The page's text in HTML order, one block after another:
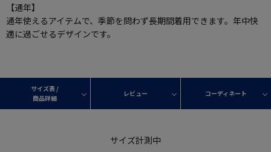
【通年】
通年使えるアイテムで、季節を問わず長期間着用できます。年中快
適に過ごせるデザインです。
サイズ表 /
商品詳細
レビュー コーディネート
サイズ計測中